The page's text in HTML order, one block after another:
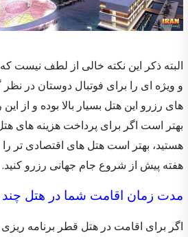
البته ذکر این نکته خالی از لطف نیست
و ویژه ای را برای فوتبال دوستان در
های رزرو این هتل بسیار بالا بوده و از
بهتر است اگر برای پرداخت هزینه های
هستید، بهتر است هتل های اقتصادی تر را
هفته پیش از شروع جام جهانی رزرو کنید.
مدت زمان اقامت شما در هتل
اگر برای اقامت در هتل قطر برنامه